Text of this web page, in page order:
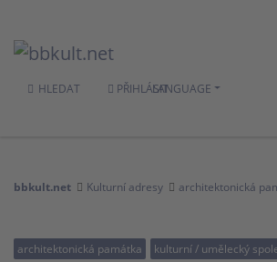
HLEDAT PŘIHLÁSITLANGUAGE
bbkult.net Kulturní adresy architektonická
architektonická památka kulturní / umělecký